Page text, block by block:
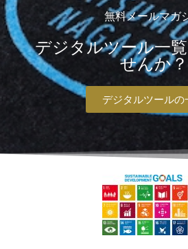
無料メールマガ
デジタルツール一
せんか？
デジタルツールの